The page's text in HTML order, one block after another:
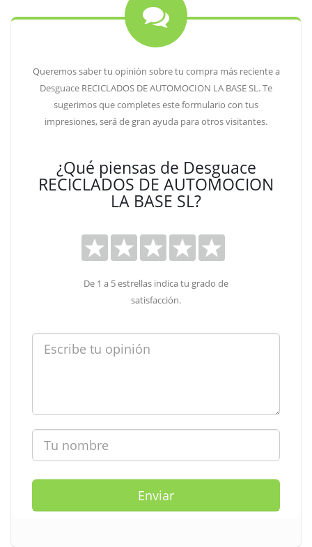
Queremos saber tu opinión sobre tu compra más reciente a
Desguace RECICLADOS DE AUTOMOCION LA BASE SL. Te
sugerimos que completes este formulario con tus
impresiones, será de gran ayuda para otros visitantes.
¿Qué piensas de Desguace
RECICLADOS DE AUTOMOCION
LA BASE SL?
De 1 a 5 estrellas indica tu grado de
satisfacción.
Enviar